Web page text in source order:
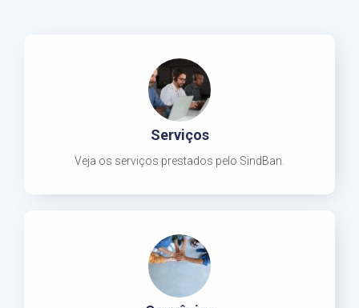
Serviços
Veja os serviços prestados pelo SindBan.